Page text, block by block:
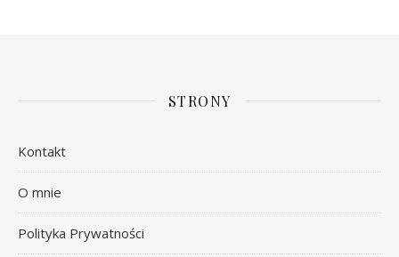
STRONY
Kontakt
O mnie
Polityka Prywatności